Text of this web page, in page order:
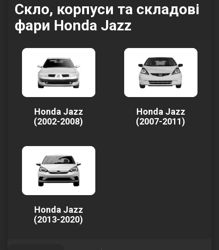
Скло, корпуси та складові
фари Honda Jazz
Honda Jazz
(2002-2008)
Honda Jazz
(2007-2011)
Honda Jazz
(2013-2020)